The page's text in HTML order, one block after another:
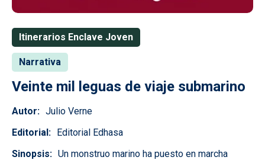
Itinerarios Enclave Joven
Narrativa
Veinte mil leguas de viaje submarino
Autor
Julio Verne
Editorial
Editorial Edhasa
Sinopsis
Un monstruo marino ha puesto en marcha